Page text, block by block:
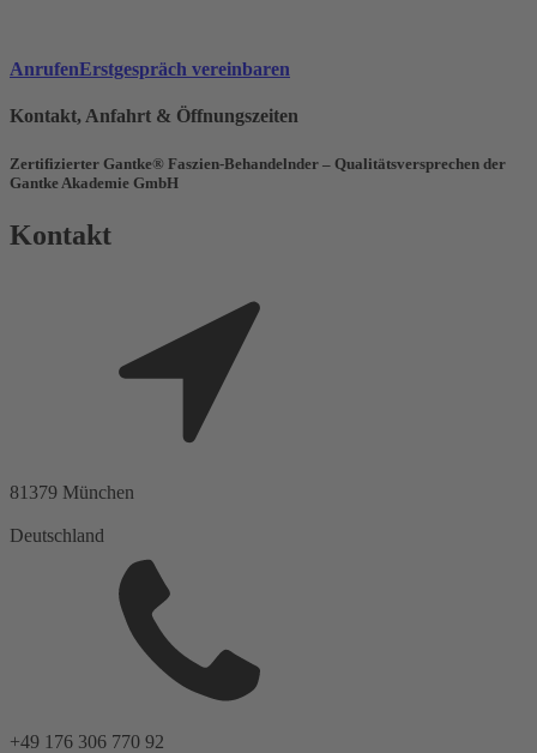
AnrufenErstgespräch vereinbaren
Kontakt, Anfahrt & Öffnungszeiten
Zertifizierter Gantke® Faszien-Behandelnder – Qualitätsversprechen der
Gantke Akademie GmbH
Kontakt
81379 München
Deutschland
+49 176 306 770 92